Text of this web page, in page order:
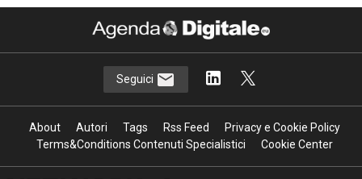
Seguici
About Autori Tags Rss Feed
Privacy e Cookie Policy
Terms&Conditions Contenuti Specialistici
Cookie Center